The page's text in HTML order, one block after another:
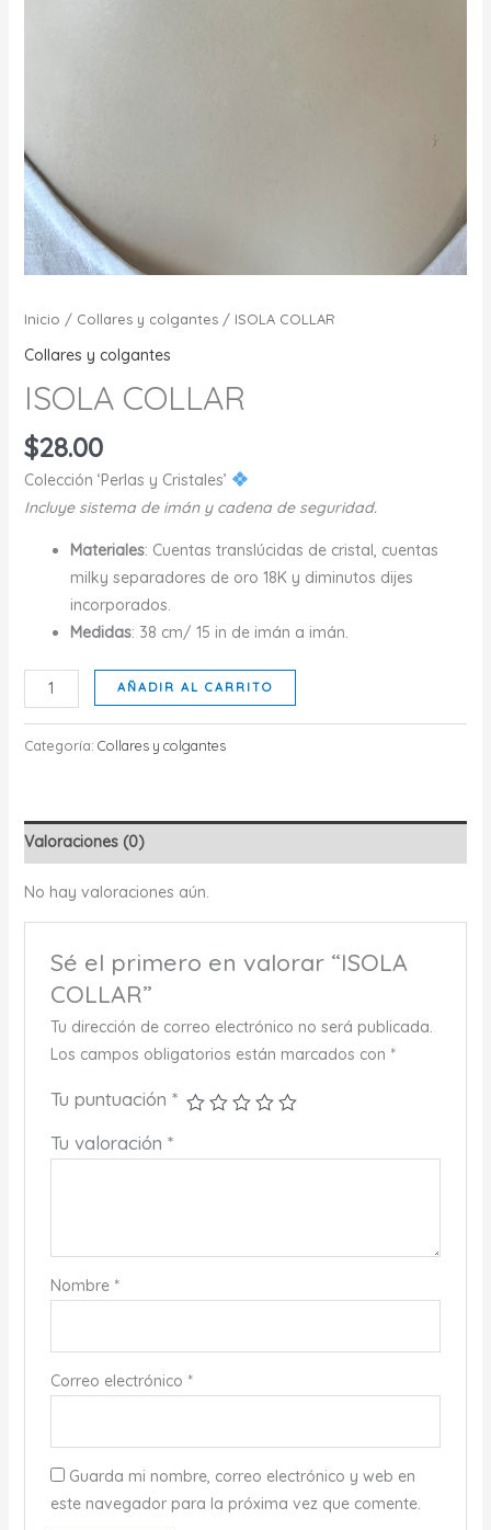
Inicio / Collares y colgantes/ ISOLA COLLAR
Collares y colgantes
ISOLA COLLAR
$28.00
Colección ‘Perlas y Cristales’
Incluye sistema de imán y cadena de seguridad.
Materiales: Cuentas translúcidas de cristal, cuentas
milky separadores de oro 18K y diminutos dijes
incorporados.
Medidas: 38 cm/ 15 in de imán a imán.
ISOLA
COLLAR
cantidad
AÑADIR AL CARRITO
Categoría: Collares y colgantes
Valoraciones (0)
No hay valoraciones aún.
Sé el primero en valorar “ISOLA
COLLAR”
Tu dirección de correo electrónico no será publicada.
Los campos obligatorios están marcados con *
Tu puntuación *
Tu valoración *
Nombre *
Correo electrónico *
Guarda mi nombre, correo electrónico y web en
este navegador para la próxima vez que comente.